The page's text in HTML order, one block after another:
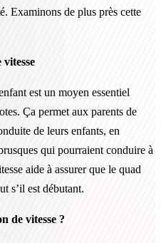
Examinons de plus près cette
est un moyen essentiel
Ça permet aux parents de
de leurs enfants, en
qui pourraient conduire à
aide à assurer que le quad
s’il est débutant.
de vitesse ?